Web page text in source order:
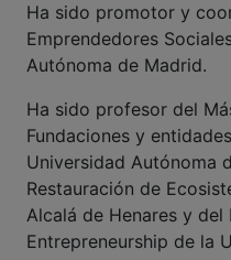
Ha sido promotor y
Emprendedores
Autónoma de Madrid.
Ha sido profesor del
Fundaciones y
Universidad Autónoma
Restauración de
Alcalá de Henares y del
Entrepreneurship de la